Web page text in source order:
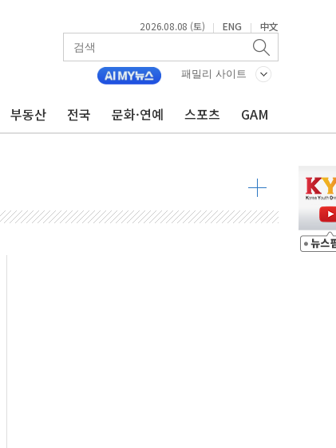
2026.08.08 (토) | ENG | 中文
패밀리 사이트
부동산 전국 문화·연예 스포츠 GAM
차 확대'
상승… STOXX 600 지수는 나흘 연속 최고치
협에 맞설 자체 억지력 강화
해상봉쇄 영향
짝'
물 1%대 상승